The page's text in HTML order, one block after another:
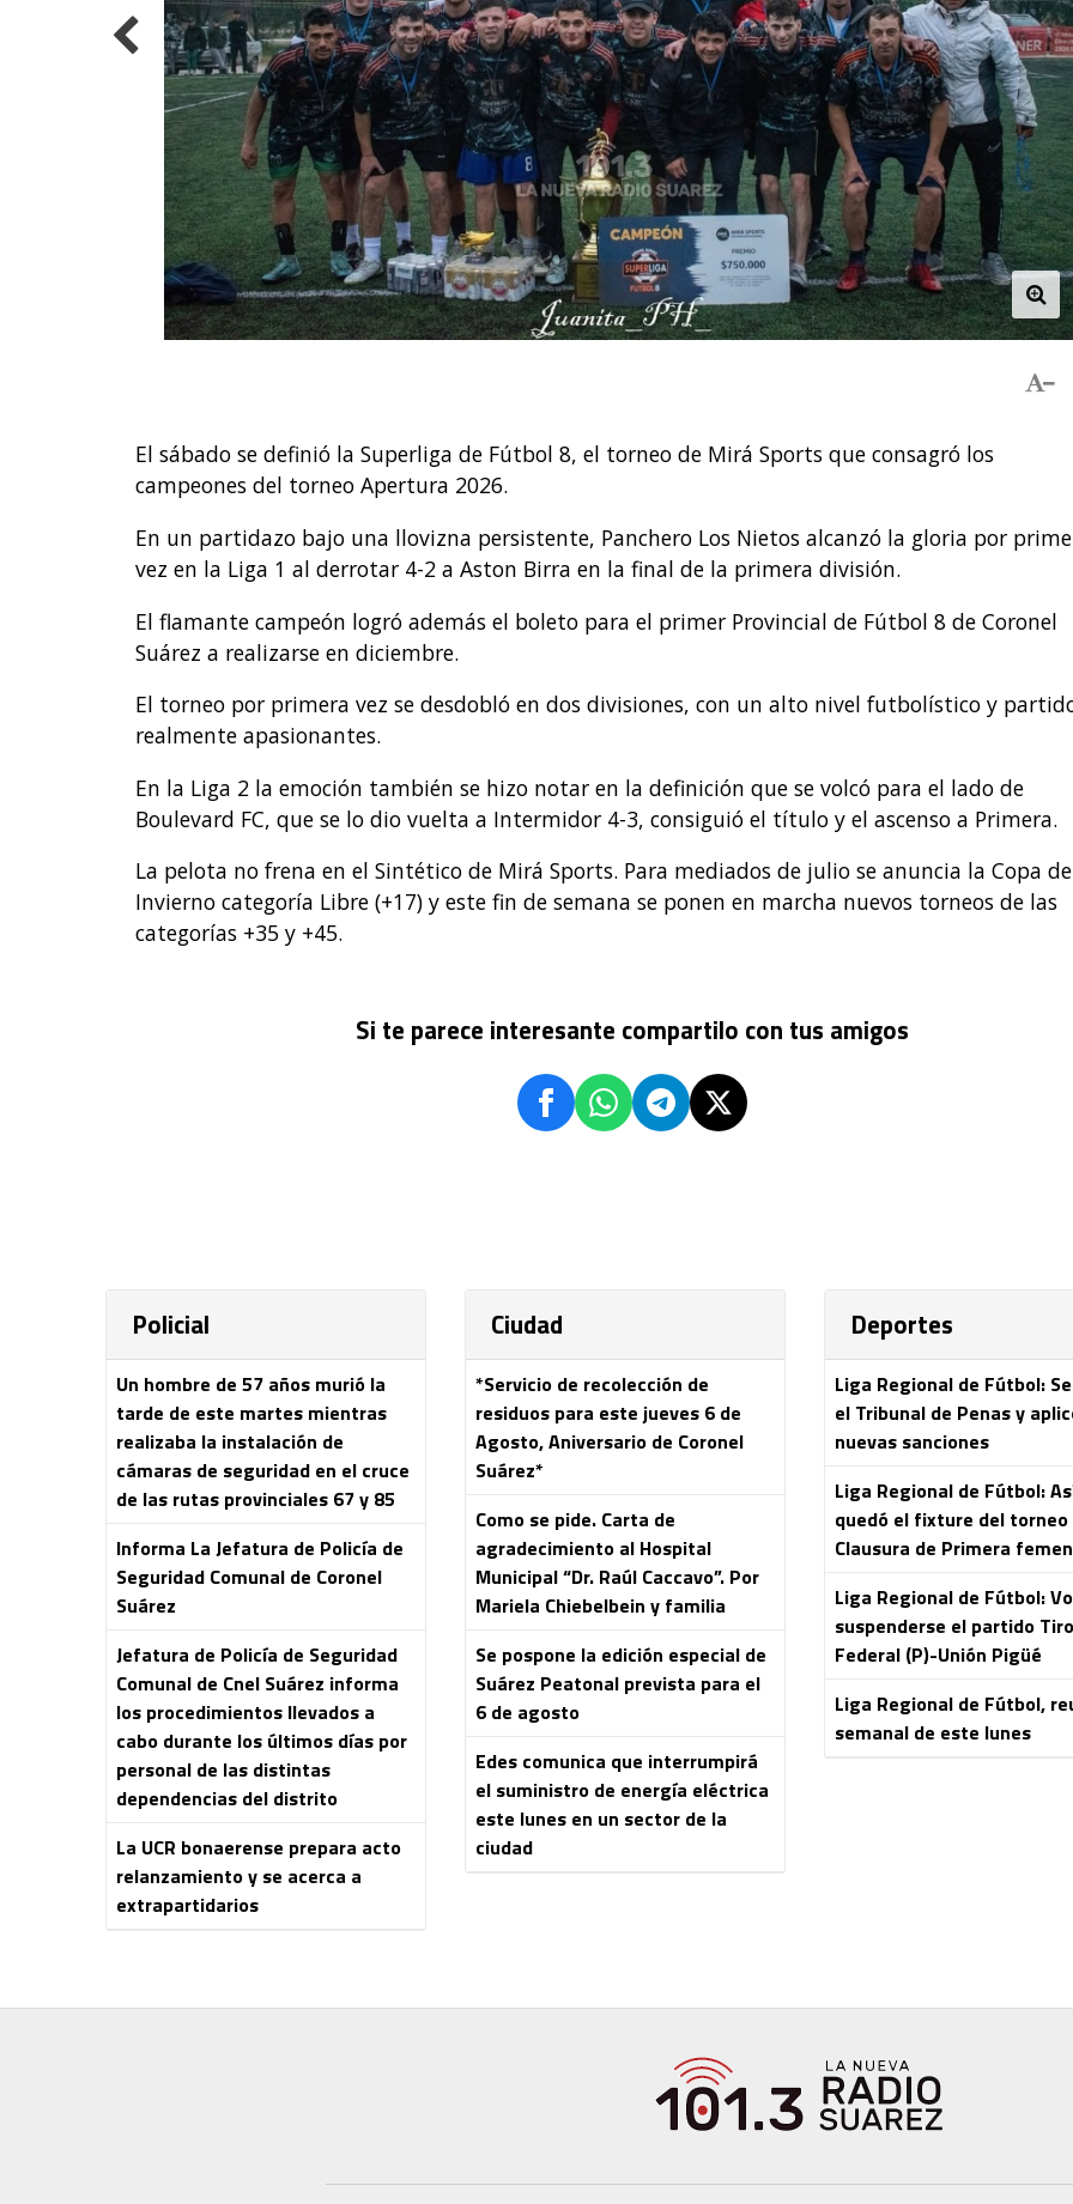
El sábado se definió la Superliga de Fútbol 8, el torneo de Mirá Sports que consagró los
campeones del torneo Apertura 2026.
En un partidazo bajo una llovizna persistente, Panchero Los Nietos alcanzó la gloria por
vez en la Liga 1 al derrotar 4-2 a Aston Birra en la final de la primera división.
El flamante campeón logró además el boleto para el primer Provincial de Fútbol 8 de Coronel
Suárez a realizarse en diciembre.
El torneo por primera vez se desdobló en dos divisiones, con un alto nivel futbolístico y
realmente apasionantes.
En la Liga 2 la emoción también se hizo notar en la definición que se volcó para el lado de
Boulevard FC, que se lo dio vuelta a Intermidor 4-3, consiguió el título y el ascenso a Primera.
La pelota no frena en el Sintético de Mirá Sports. Para mediados de julio se anuncia la Copa de
Invierno categoría Libre (+17) y este fin de semana se ponen en marcha nuevos torneos de las
categorías +35 y +45.
Si te parece interesante compartilo con tus amigos
Policial
Un hombre de 57 años murió la
tarde de este martes mientras
realizaba la instalación de
cámaras de seguridad en el cruce
de las rutas provinciales 67 y 85
Informa La Jefatura de Policía de
Seguridad Comunal de Coronel
Suárez
Jefatura de Policía de Seguridad
Comunal de Cnel Suárez informa
los procedimientos llevados a
cabo durante los últimos días por
personal de las distintas
dependencias del distrito
La UCR bonaerense prepara acto
relanzamiento y se acerca a
extrapartidarios
Ciudad
*Servicio de recolección de
residuos para este jueves 6 de
Agosto, Aniversario de Coronel
Suárez*
Como se pide. Carta de
agradecimiento al Hospital
Municipal “Dr. Raúl Caccavo”. Por
Mariela Chiebelbein y familia
Se pospone la edición especial de
Suárez Peatonal prevista para el
6 de agosto
Edes comunica que interrumpirá
el suministro de energía eléctrica
este lunes en un sector de la
ciudad
Deportes
Liga Regional de Fútbol:
el Tribunal de Penas y
nuevas sanciones
Liga Regional de Fútbol:
quedó el fixture del torneo
Clausura de Primera
Liga Regional de Fútbol:
suspenderse el partido Tiro
Federal (P)-Unión Pigüé
Liga Regional de Fútbol,
semanal de este lunes